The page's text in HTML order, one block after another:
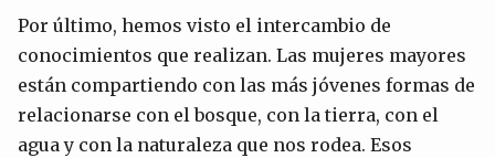
Por último, hemos visto el intercambio de
conocimientos que realizan. Las mujeres mayores
están compartiendo con las más jóvenes formas de
relacionarse con el bosque, con la tierra, con el
agua y con la naturaleza que nos rodea. Esos